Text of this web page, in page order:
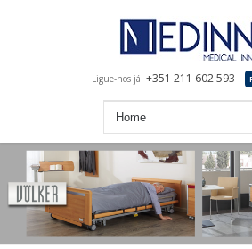
Ligue-nos já: +351 211 602 593